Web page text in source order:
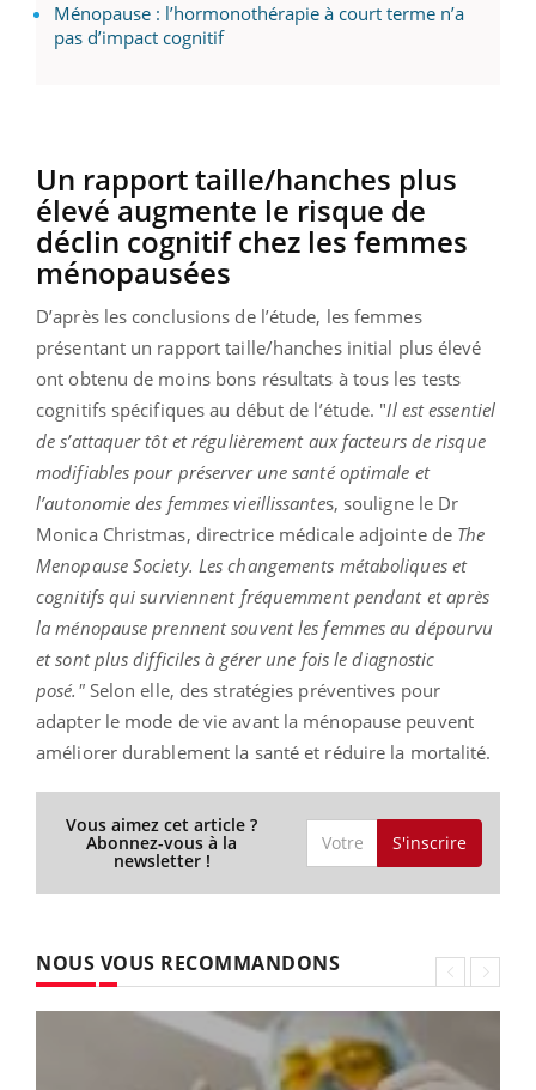
Ménopause : l’hormonothérapie à court terme n’a
pas d’impact cognitif
Un rapport taille/hanches plus
élevé augmente le risque de
déclin cognitif chez les femmes
ménopausées
D’après les conclusions de l’étude, les femmes
présentant un rapport taille/hanches initial plus élevé
ont obtenu de moins bons résultats à tous les tests
cognitifs spécifiques au début de l’étude. "Il est essentiel
de s’attaquer tôt et régulièrement aux facteurs de risque
modifiables pour préserver une santé optimale et
l’autonomie des femmes vieillissantes, souligne le Dr
Monica Christmas, directrice médicale adjointe de The
Menopause Society. Les changements métaboliques et
cognitifs qui surviennent fréquemment pendant et après
la ménopause prennent souvent les femmes au dépourvu
et sont plus difficiles à gérer une fois le diagnostic
posé." Selon elle, des stratégies préventives pour
adapter le mode de vie avant la ménopause peuvent
améliorer durablement la santé et réduire la mortalité.
Vous aimez cet article ?
Abonnez-vous à la
newsletter !
S'inscrire
NOUS VOUS RECOMMANDONS